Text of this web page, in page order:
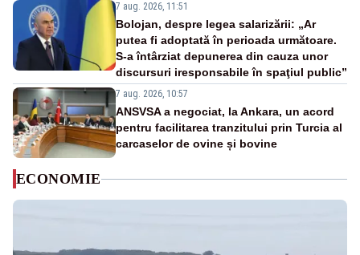
7 aug. 2026, 11:51
Bolojan, despre legea salarizării: „Ar
putea fi adoptată în perioada următoare.
S-a întârziat depunerea din cauza unor
discursuri iresponsabile în spaţiul public”
7 aug. 2026, 10:57
ANSVSA a negociat, la Ankara, un acord
pentru facilitarea tranzitului prin Turcia al
carcaselor de ovine și bovine
ECONOMIE